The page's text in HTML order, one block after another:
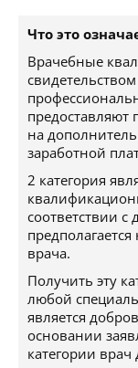
Что это
Врачебные
предоставляют
на
заработной
2 категория
соответствии
врача.
Получить эту
любой
является
основании
категории